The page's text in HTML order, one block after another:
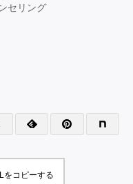
セリング
をコピーする